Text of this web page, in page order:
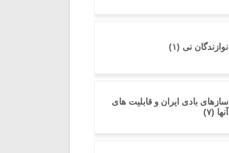
نوازندگان نی (۱)
سازهای بادی ایران و قابلیت های
آنها (۷)